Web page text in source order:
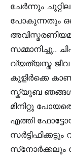
ചേർന്നും
പോകുന്നതും
സമ്മാനിച്ചു..
വ്യത്യസ്ത
കുളിർക്കെ
സ്ക്യൂബ ഞങ്ങൾ
മിനിറ്റു
എത്തി
സ്‌നോർക്കലും